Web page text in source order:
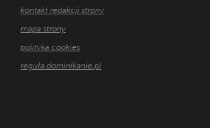
kontakt redakcji strony
mapa strony
polityka cookies
reguła dominikanie.pl